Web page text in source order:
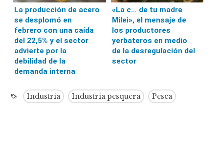
La producción de acero
se desplomó en
febrero con una caída
del 22,5% y el sector
advierte por la
debilidad de la
demanda interna
«La c… de tu madre
Milei», el mensaje de
los productores
yerbateros en medio
de la desregulación del
sector
Industria Industria pesquera Pesca